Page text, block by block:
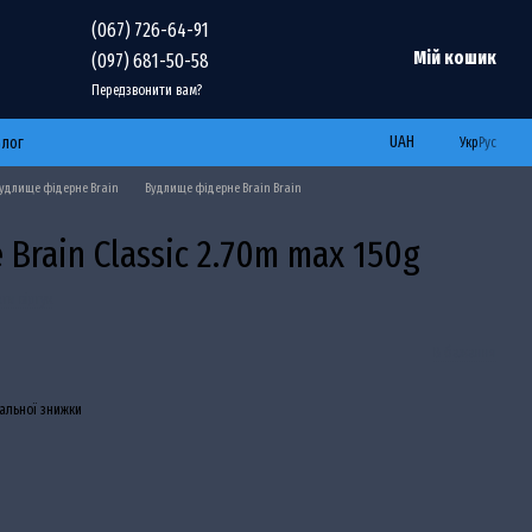
(067) 726-64-91
(097) 681-50-58
Передзвонити вам?
Мій кошик
UAH Укр Рус
фідерне Brain
Вудлище фідерне Brain Brain
Classic 2.70m max 150g
знижки